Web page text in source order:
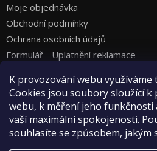
K provozování webu využíváme
Cookies jsou soubory sloužící
webu, k měření jeho funkčnosti
vaší maximální spokojenosti.
souhlasíte se způsobem, jakým
Moje objednávka
Obchodní podmínky
Ochrana osobních údajů
Formulář - Uplatnění reklamace